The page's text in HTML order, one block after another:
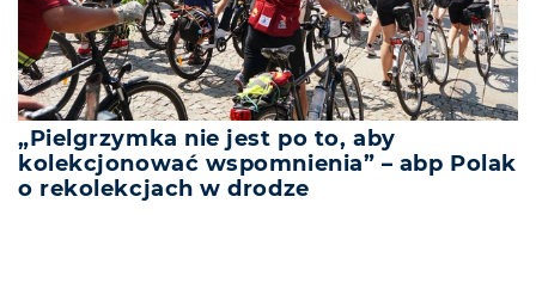
„Pielgrzymka nie jest po to, aby
kolekcjonować wspomnienia” – abp Polak
o rekolekcjach w drodze